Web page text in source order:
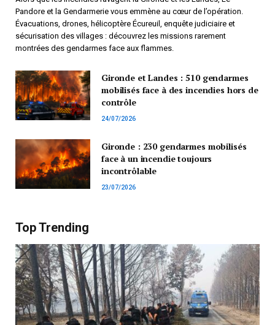
Pandore et la Gendarmerie vous emmène au cœur de l’opération.
Évacuations, drones, hélicoptère Écureuil, enquête judiciaire et
sécurisation des villages : découvrez les missions rarement
montrées des gendarmes face aux flammes.
Gironde et Landes : 510 gendarmes
mobilisés face à des incendies hors de
contrôle
24/07/2026
Gironde : 230 gendarmes mobilisés
face à un incendie toujours
incontrôlable
23/07/2026
Top Trending